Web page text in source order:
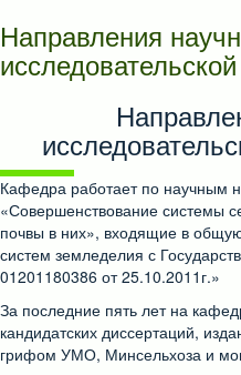
Направления
Кафедра работает по научным
«Совершенствование системы
почвы в них», входящие в
систем земледелия с
01201180386 от 25.10.2011г.»
За последние пять лет на
кандидатских диссертаций,
грифом УМО, Минсельхоза и